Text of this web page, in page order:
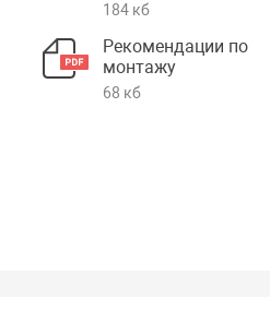
184 кб
Рекомендации по
монтажу
68 кб